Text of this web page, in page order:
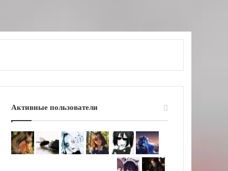
Активные пользователи